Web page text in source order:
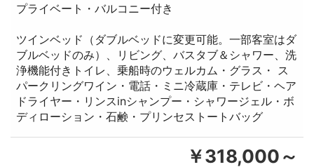
プライベート・バルコニー付き
ツインベッド（ダブルベッドに変更可能。一部客室はダ
ブルベッドのみ）、リビング、バスタブ＆シャワー、洗
浄機能付きトイレ、乗船時のウェルカム・グラス・ ス
パークリングワイン・電話・ミニ冷蔵庫・テレビ・ヘア
ドライヤー・リンスinシャンプー・シャワージェル・ボ
ディローション・石鹸・プリンセストートバッグ
￥318,000～